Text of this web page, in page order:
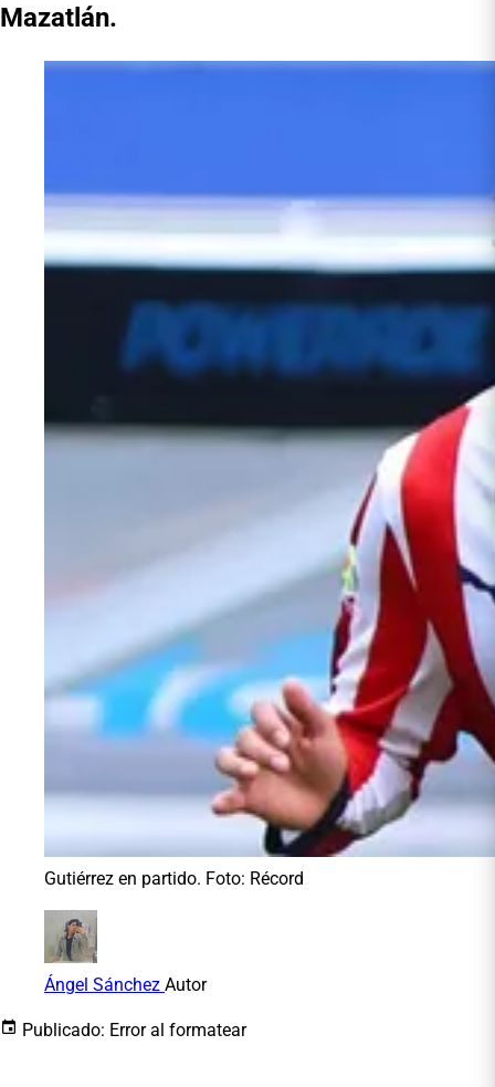
Mazatlán.
Gutiérrez en partido. Foto: Récord
Ángel Sánchez Autor
Publicado: Error al formatear